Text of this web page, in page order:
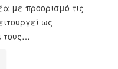
με προορισμό τις
ως
τους…